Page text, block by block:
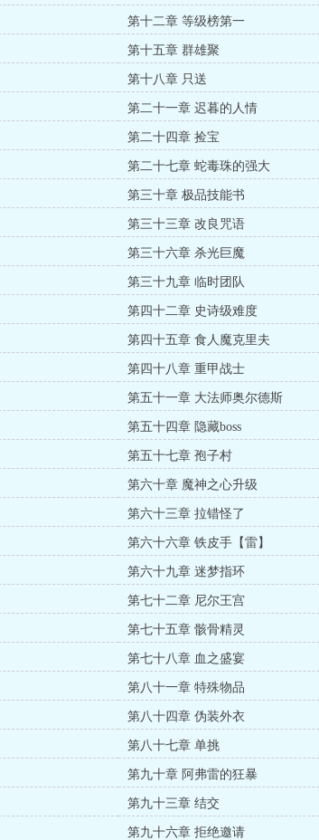
第十二章 等级榜第一
第十五章 群雄聚
第十八章 只送
第二十一章 迟暮的人情
第二十四章 捡宝
第二十七章 蛇毒珠的强大
第三十章 极品技能书
第三十三章 改良咒语
第三十六章 杀光巨魔
第三十九章 临时团队
第四十二章 史诗级难度
第四十五章 食人魔克里夫
第四十八章 重甲战士
第五十一章 大法师奥尔德斯
第五十四章 隐藏boss
第五十七章 孢子村
第六十章 魔神之心升级
第六十三章 拉错怪了
第六十六章 铁皮手【雷】
第六十九章 迷梦指环
第七十二章 尼尔王宫
第七十五章 骸骨精灵
第七十八章 血之盛宴
第八十一章 特殊物品
第八十四章 伪装外衣
第八十七章 单挑
第九十章 阿弗雷的狂暴
第九十三章 结交
第九十六章 拒绝邀请